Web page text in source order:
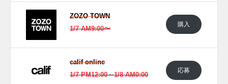
ZOZO TOWN
1/7 AM9:00〜
購入
calif online
1/7 PM12:00～1/8 AM0:00
応募